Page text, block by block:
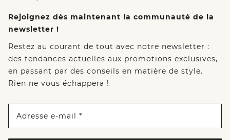
Rejoignez dès maintenant la communauté de la
newsletter !
Restez au courant de tout avec notre newsletter :
des tendances actuelles aux promotions exclusives,
en passant par des conseils en matière de style.
Rien ne vous échappera !
Adresse e-mail *